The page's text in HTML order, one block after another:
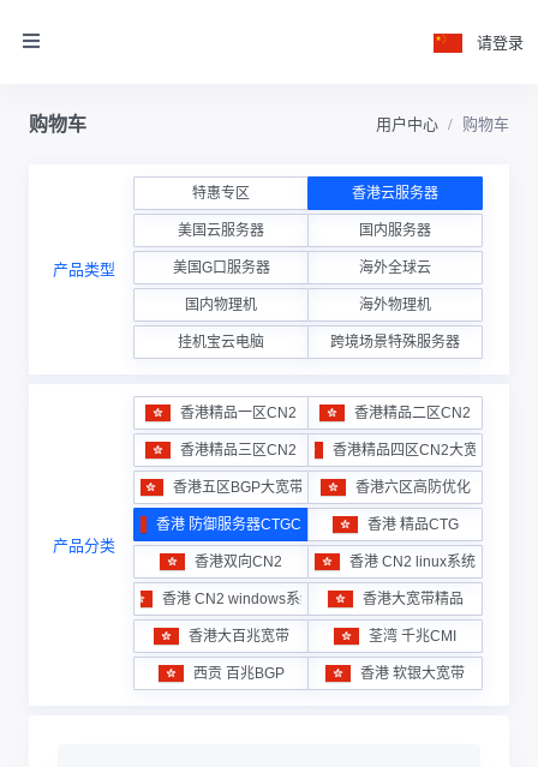
请登录
购物车 用户中心 购物车
产品类型
特惠专区 香港云服务器
美国云服务器 国内服务器
美国G口服务器 海外全球云
国内物理机 海外物理机
挂机宝云电脑 跨境场景特殊服务器
产品分类
香港精品一区CN2 香港精品二区CN2
香港精品三区CN2 香港精品四区CN2大宽带
香港五区BGP大宽带 香港六区高防优化
香港 防御服务器CTGCN2 香港 精品CTG
香港双向CN2 香港 CN2 linux系统
香港 CN2 windows系统 香港大宽带精品
香港大百兆宽带 荃湾 千兆CMI
西贡 百兆BGP 香港 软银大宽带